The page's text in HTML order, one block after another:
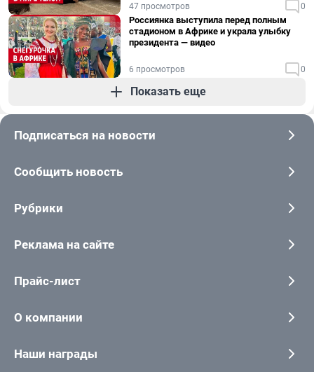
47 просмотров 0
Россиянка выступила перед полным
стадионом в Африке и украла улыбку
президента — видео
6 просмотров 0
Показать еще
Подписаться на новости
Сообщить новость
Рубрики
Реклама на сайте
Прайс-лист
О компании
Наши награды